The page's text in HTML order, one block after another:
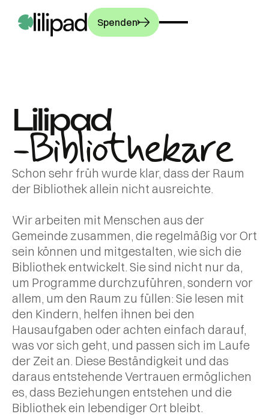
UNSERE ARBEIT
Unsere
Geschichte
Wie wir arbeiten
Unsere Wirkung
Pressebereich
Ein Interview der
französischen
Zeitung „L'Opinion“
mit Sara Arsalane,
der Gründerin von
lilipad.
Arbeiten Sie
mit uns an
Projekten,
die unsere
Mission
unterstützen.
PROGRAMME
Bibliotheken
Workshops
Kultur
Die Ausstellung,
die Mädchen
dabei hilft,
Selbstbewusstsein
zu entwickeln.
Engagieren
Sie sich als
Freiwilliger
für unsere
Sache
GEMEINSCHAFT
Aktuelles
Berichte aus der
Praxis
Ein Blick in die
Calligraffiti-
Workshops von
lilipad in Berlin.
Erfahren Sie,
wie Sie zu
unserer
Mission
beitragen
können
Spenden
Werden Sie Teil
unseres Teams
Werden Sie
Partner
Buchclub
Ein Interview mit
Samira, Marokkos
erster Lilipad-
Spenden
Lilipad
-Bibliothekare
Schon sehr früh wurde klar, dass der Raum
der Bibliothek allein nicht ausreichte.
Wir arbeiten mit Menschen aus der
Gemeinde zusammen, die regelmäßig vor Ort
sein können und mitgestalten, wie sich die
Bibliothek entwickelt. Sie sind nicht nur da,
um Programme durchzuführen, sondern vor
allem, um den Raum zu füllen: Sie lesen mit
den Kindern, helfen ihnen bei den
Hausaufgaben oder achten einfach darauf,
was vor sich geht, und passen sich im Laufe
der Zeit an. Diese Beständigkeit und das
daraus entstehende Vertrauen ermöglichen
es, dass Beziehungen entstehen und die
Bibliothek ein lebendiger Ort bleibt.